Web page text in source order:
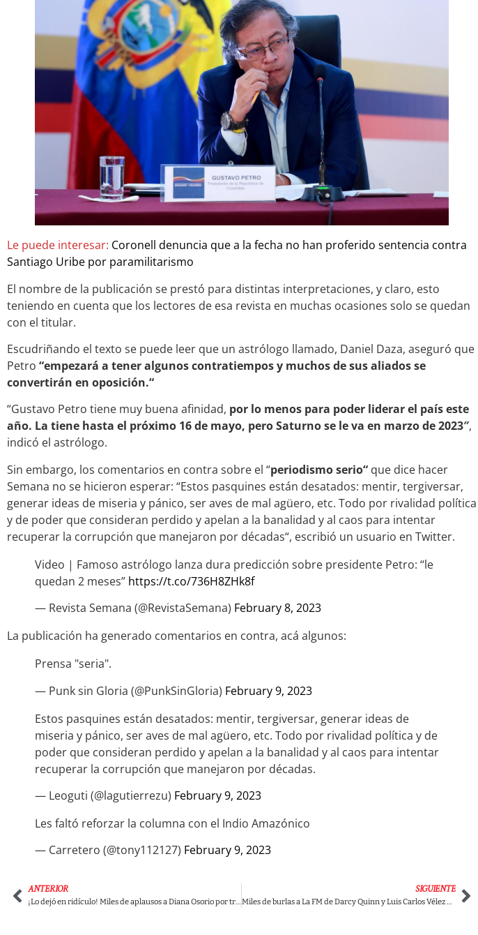
Le puede interesar: Coronell denuncia que a la fecha no han proferido sentencia contra
Santiago Uribe por paramilitarismo
El nombre de la publicación se prestó para distintas interpretaciones, y claro, esto
teniendo en cuenta que los lectores de esa revista en muchas ocasiones solo se quedan
con el titular.
Escudriñando el texto se puede leer que un astrólogo llamado, Daniel Daza, aseguró que
Petro “empezará a tener algunos contratiempos y muchos de sus aliados se
convertirán en oposición.“
“Gustavo Petro tiene muy buena afinidad, por lo menos para poder liderar el país este
año. La tiene hasta el próximo 16 de mayo, pero Saturno se le va en marzo de 2023″,
indicó el astrólogo.
Sin embargo, los comentarios en contra sobre el “periodismo serio“ que dice hacer
Semana no se hicieron esperar: “Estos pasquines están desatados: mentir, tergiversar,
generar ideas de miseria y pánico, ser aves de mal agüero, etc. Todo por rivalidad política
y de poder que consideran perdido y apelan a la banalidad y al caos para intentar
recuperar la corrupción que manejaron por décadas“, escribió un usuario en Twitter.
Video | Famoso astrólogo lanza dura predicción sobre presidente Petro: “le
quedan 2 meses” https://t.co/736H8ZHk8f
— Revista Semana (@RevistaSemana) February 8, 2023
La publicación ha generado comentarios en contra, acá algunos:
Prensa "seria".
— Punk sin Gloria (@PunkSinGloria) February 9, 2023
Estos pasquines están desatados: mentir, tergiversar, generar ideas de
miseria y pánico, ser aves de mal agüero, etc. Todo por rivalidad política y de
poder que consideran perdido y apelan a la banalidad y al caos para intentar
recuperar la corrupción que manejaron por décadas.
— Leoguti (@lagutierrezu) February 9, 2023
Les faltó reforzar la columna con el Indio Amazónico
— Carretero (@tony112127) February 9, 2023
ANTERIOR
¡Lo dejó en ridículo! Miles de aplausos a Diana Osorio por tremenda respuesta a Álvaro Uribe
SIGUIENTE
Miles de burlas a La FM de Darcy Quinn y Luis Carlos Vélez por afirmar que son los mejores de Colombia